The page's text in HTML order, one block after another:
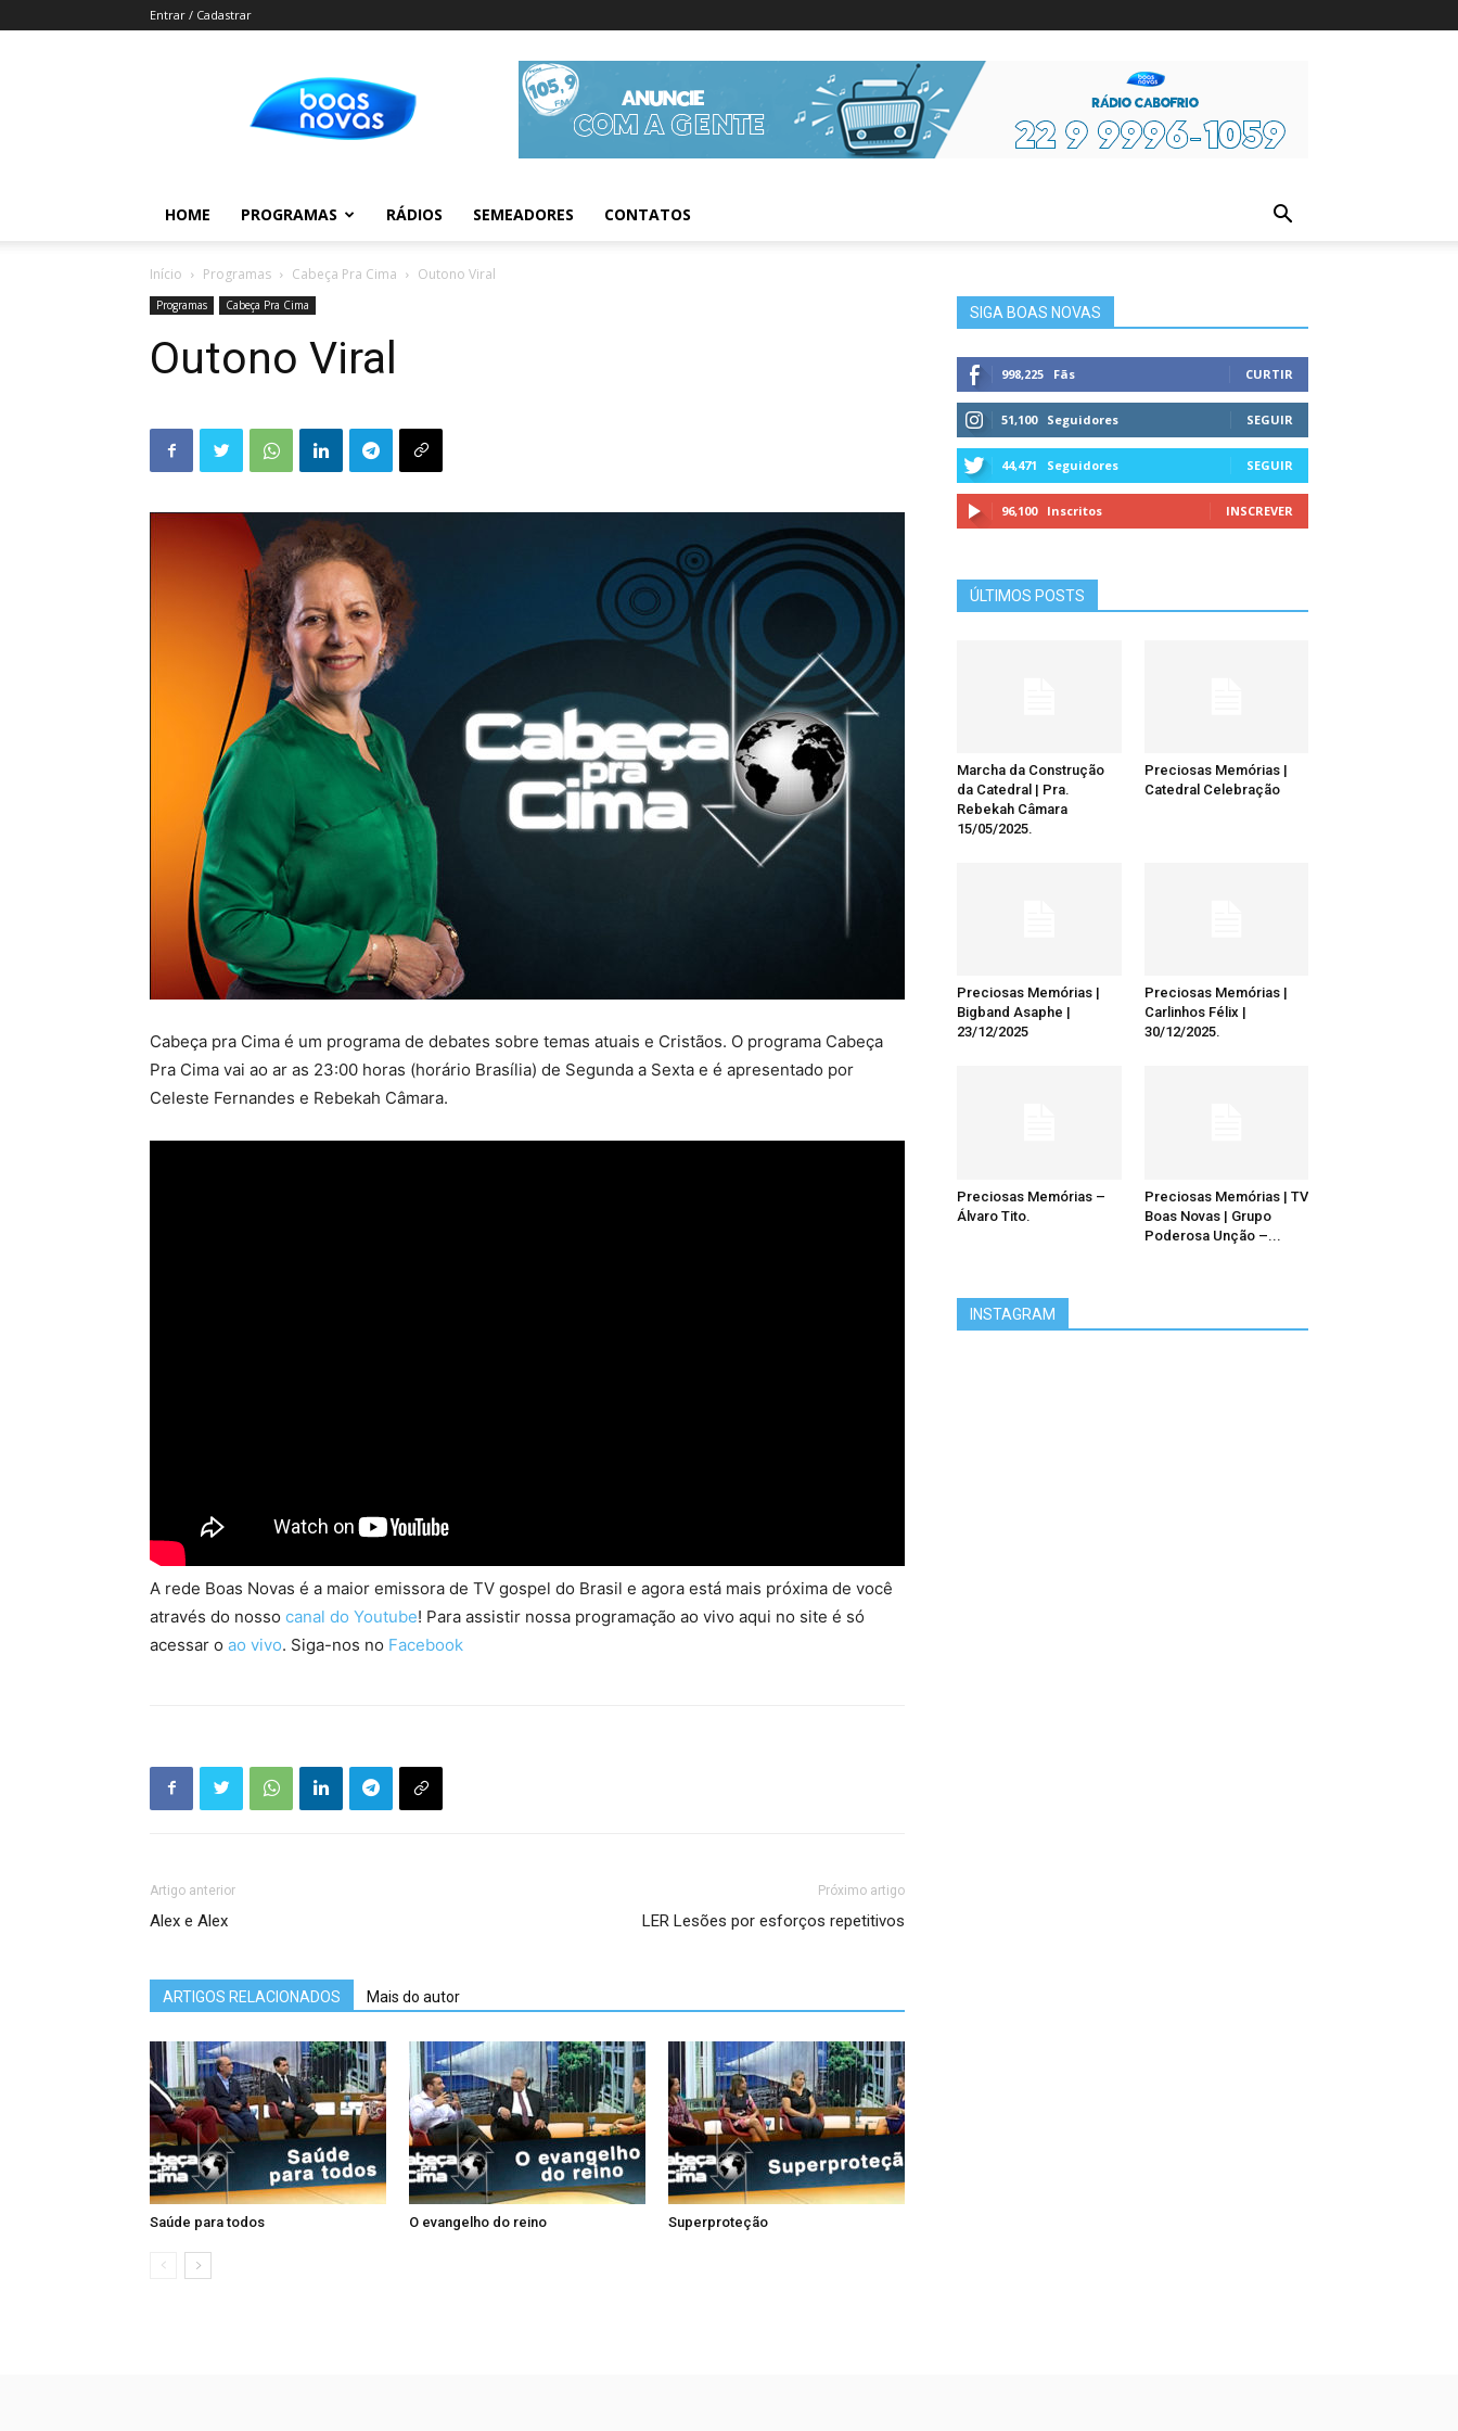
Entrar / Cadastrar
Novas
Informações da Figura
HOME PROGRAMAS RÁDIOS SEMEADORES CONTATOS
Início Programas Cabeça Pra Cima Outono Viral
Programas Cabeça Pra Cima
Outono Viral
Cabeça pra Cima é um programa de debates sobre temas atuais e Cristãos. O programa Cabeça
Pra Cima vai ao ar as 23:00 horas (horário Brasília) de Segunda a Sexta e é apresentado por
Celeste Fernandes e Rebekah Câmara.
A rede Boas Novas é a maior emissora de TV gospel do Brasil e agora está mais próxima de você
através do nosso canal do Youtube! Para assistir nossa programação ao vivo aqui no site é só
acessar o ao vivo. Siga-nos no Facebook
Artigo anterior
Alex e Alex
Próximo artigo
LER Lesões por esforços repetitivos
ARTIGOS RELACIONADOS Mais do autor
Saúde para todos O evangelho do reino Superproteção
SIGA BOAS NOVAS
998,225 Fãs CURTIR
51,100 Seguidores SEGUIR
44,471 Seguidores SEGUIR
96,100 Inscritos INSCREVER
ÚLTIMOS POSTS
Marcha da Construção
da Catedral | Pra.
Rebekah Câmara
15/05/2025.
Preciosas Memórias |
Catedral Celebração
Preciosas Memórias |
Bigband Asaphe |
23/12/2025
Preciosas Memórias |
Carlinhos Félix |
30/12/2025.
Preciosas Memórias –
Álvaro Tito.
Preciosas Memórias | TV
Boas Novas | Grupo
Poderosa Unção –...
INSTAGRAM